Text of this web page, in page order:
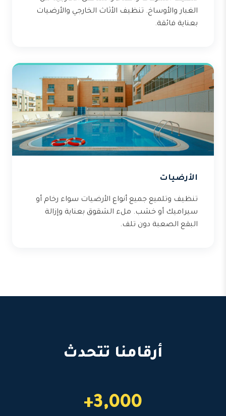
الغبار والأوساخ. تنظيف الأثاث الخارجي والأرضيات
بعناية فائقة.
الأرضيات
تنظيف وتلميع جميع أنواع الأرضيات سواء رخام أو
سيراميك أو خشب. ملء الشقوق بعناية وإزالة
البقع الصعبة دون تلف.
أرقامنا تتحدث
3,000+